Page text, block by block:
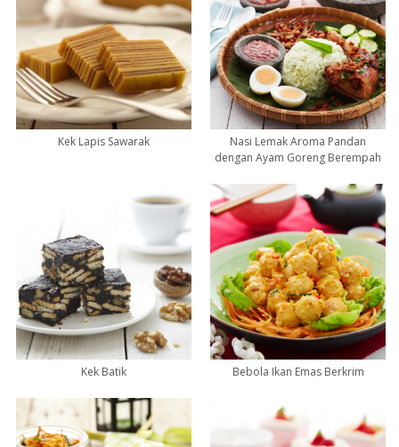
Kek Lapis Sawarak
Nasi Lemak Aroma Pandan
dengan Ayam Goreng Berempah
Kek Batik Bebola Ikan Emas Berkrim